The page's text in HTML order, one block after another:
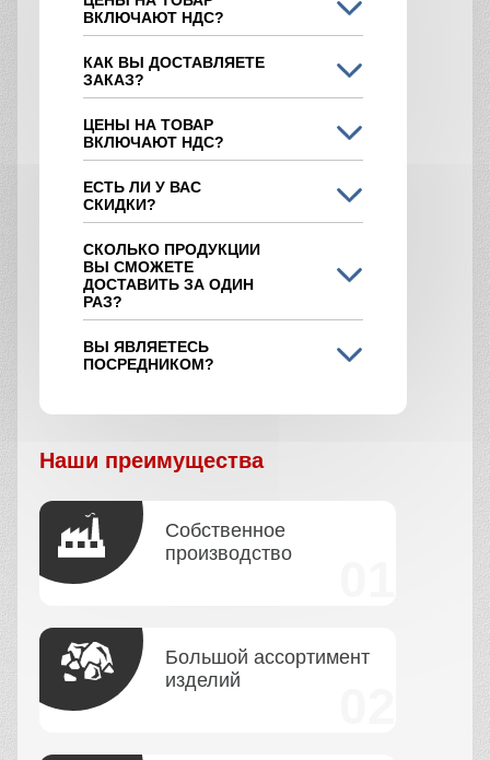
ВКЛЮЧАЮТ НДС?
КАК ВЫ ДОСТАВЛЯЕТЕ
ЗАКАЗ?
ЦЕНЫ НА ТОВАР
ВКЛЮЧАЮТ НДС?
ЕСТЬ ЛИ У ВАС
СКИДКИ?
СКОЛЬКО ПРОДУКЦИИ
ВЫ СМОЖЕТЕ
ДОСТАВИТЬ ЗА ОДИН
РАЗ?
ВЫ ЯВЛЯЕТЕСЬ
ПОСРЕДНИКОМ?
Наши преимущества
Собственное
производство
Большой ассортимент
изделий